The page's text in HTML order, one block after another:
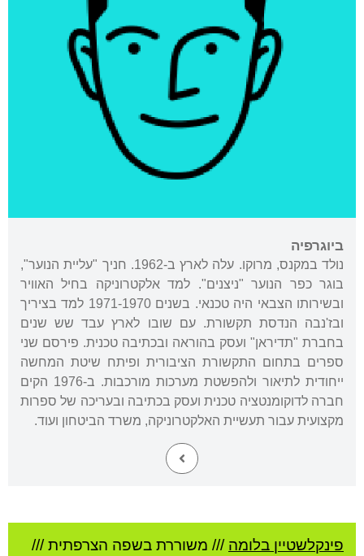
ביוגרפיה
נולד במקנס, מרוקו. עלה לארץ ב-1962. חניך "עליית הנוער",
בוגר כפר הנוער "ניצנים". למד אלקטרוניקה בחיל האוויר
ובשירותו הצבאי היה טכנאי. בשנים 1971-1970 למד בציריך
ובז'נבה הנדסת תקשורת. עם שובו לארץ עבד שש שנים
בחברת "תדיראן" ועסק בהוראה ובכתיבה טכנית. פירסם שני
ספרים בתחום התקשורת הציבורית ופיתח שיטת המחשה
ייחודית לתיאור ולהפשטת מערכות מורכבות. ב-1976 הקים
חברה לדוקומנטציה טכנית ועסק בכתיבה ובעריכה של ספרות
מקצועית עבור תעשיית האלקטרוניקה, משרד הביטחון ועוד.
פינקלשטיין בלומה /// משוררת בשפה הצרפתית ///